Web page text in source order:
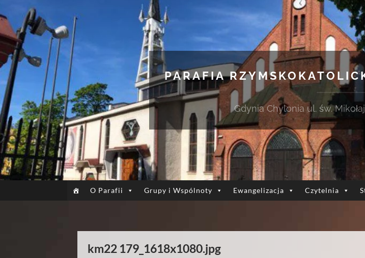
PARAFIA
Gdynia Chylonia ul. św.
O Parafii Grupy i Wspólnoty Ewangelizacja Czytelnia
km22 179_1618x1080.jpg